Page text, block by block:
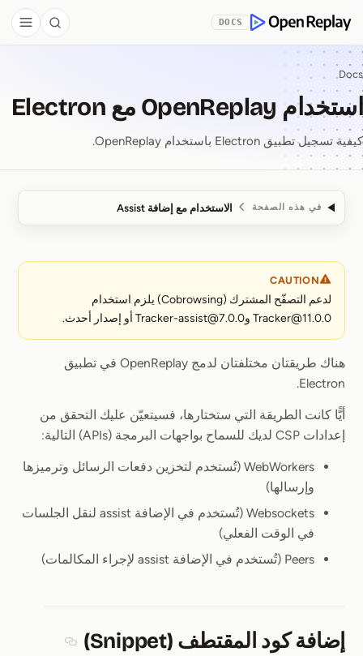
OpenReplay
DOCS
Search
Docs
استخدام OpenReplay مع Electron
كيفية تسجيل تطبيق Electron باستخدام OpenReplay.
في هذه الصفحة الاستخدام مع إضافة Assist
استخدام OpenReplay مع Electron
CAUTION
لدعم التصفّح المشترك (Cobrowsing) يلزم استخدام
Tracker@11.0.0 وTracker-assist@7.0.0 أو إصدار أحدث.
هناك طريقتان مختلفتان لدمج OpenReplay في تطبيق
Electron.
أيًّا كانت الطريقة التي ستختارها، فسيتعيّن عليك التحقق من
إعدادات CSP لديك للسماح بواجهات البرمجة (APIs) التالية:
WebWorkers (تُستخدم لتخزين دفعات الرسائل وترميزها
وإرسالها)
Websockets (تُستخدم في الإضافة assist لنقل الجلسات
في الوقت الفعلي)
Peers (تُستخدم في الإضافة assist لإجراء المكالمات)
إضافة كود المقتطف (Snippet)